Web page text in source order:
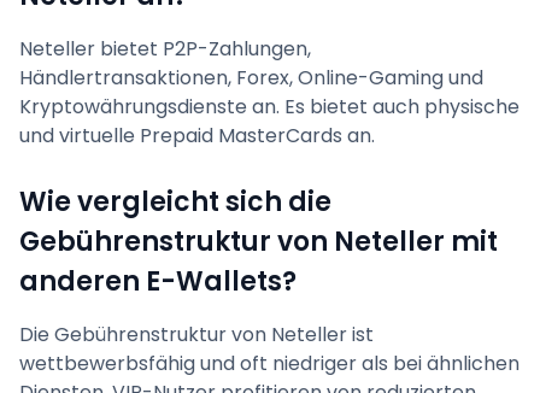
Neteller bietet P2P-Zahlungen,
Händlertransaktionen, Forex, Online-Gaming und
Kryptowährungsdienste an. Es bietet auch physische
und virtuelle Prepaid MasterCards an.
Wie vergleicht sich die
Gebührenstruktur von Neteller mit
anderen E-Wallets?
Die Gebührenstruktur von Neteller ist
wettbewerbsfähig und oft niedriger als bei ähnlichen